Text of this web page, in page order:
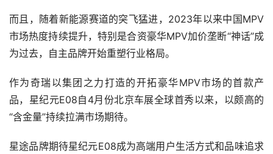
而且，随着新能源赛道的突飞猛进，2023年以来中国MPV
市场热度持续提升，特别是合资豪华MPV加价垄断“神话”成
为过去，自主品牌开始重塑行业格局。
作为奇瑞以集团之力打造的开拓豪华MPV市场的首款产
品，星纪元E08自4月份北京车展全球首秀以来，以颇高的
“含金量”持续拉满市场期待。
星途品牌期待星纪元E08成为高端用户生活方式和品味追求